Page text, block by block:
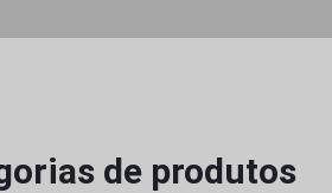
de produtos